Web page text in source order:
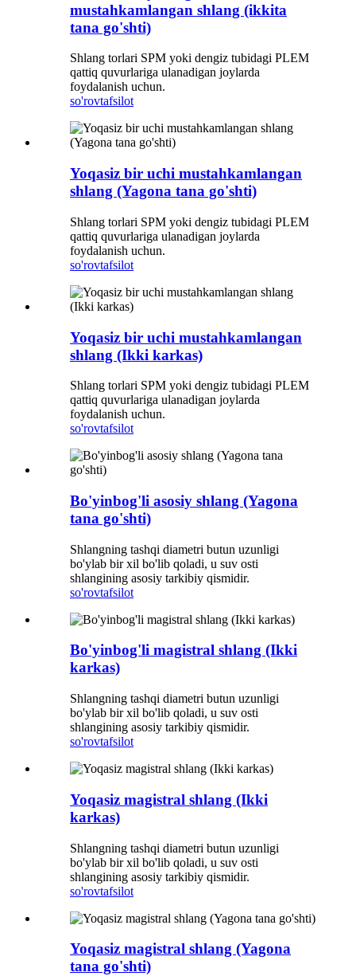
mustahkamlangan shlang (ikkita
tana go'shti)
Shlang torlari SPM yoki dengiz tubidagi PLEM
qattiq quvurlariga ulanadigan joylarda
foydalanish uchun.
so'rovtafsilot
Yoqasiz bir uchi mustahkamlangan
shlang (Yagona tana go'shti)
Shlang torlari SPM yoki dengiz tubidagi PLEM
qattiq quvurlariga ulanadigan joylarda
foydalanish uchun.
so'rovtafsilot
Yoqasiz bir uchi mustahkamlangan
shlang (Ikki karkas)
Shlang torlari SPM yoki dengiz tubidagi PLEM
qattiq quvurlariga ulanadigan joylarda
foydalanish uchun.
so'rovtafsilot
Bo'yinbog'li asosiy shlang (Yagona
tana go'shti)
Shlangning tashqi diametri butun uzunligi
bo'ylab bir xil bo'lib qoladi, u suv osti
shlangining asosiy tarkibiy qismidir.
so'rovtafsilot
Bo'yinbog'li magistral shlang (Ikki
karkas)
Shlangning tashqi diametri butun uzunligi
bo'ylab bir xil bo'lib qoladi, u suv osti
shlangining asosiy tarkibiy qismidir.
so'rovtafsilot
Yoqasiz magistral shlang (Ikki
karkas)
Shlangning tashqi diametri butun uzunligi
bo'ylab bir xil bo'lib qoladi, u suv osti
shlangining asosiy tarkibiy qismidir.
so'rovtafsilot
Yoqasiz magistral shlang (Yagona
tana go'shti)